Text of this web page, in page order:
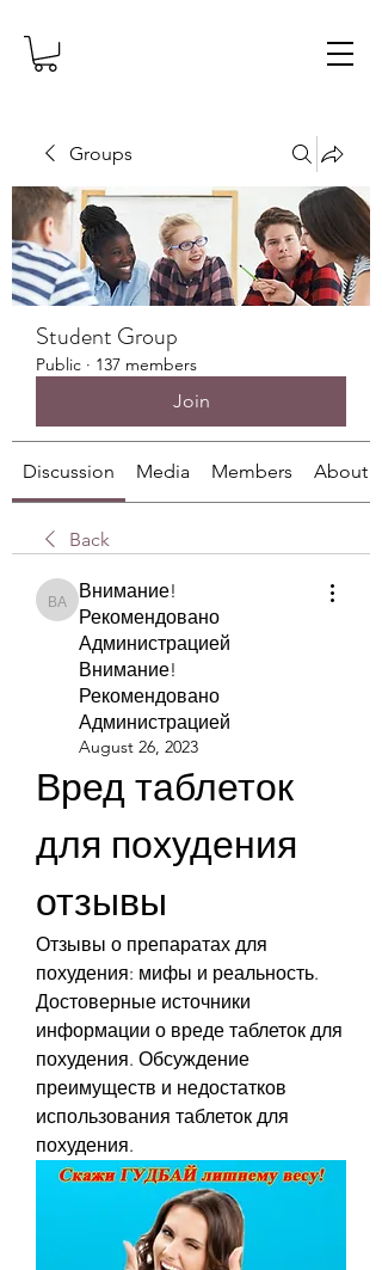
Groups
Student Group
Public · 137 members
Join
Discussion Media Members About
Back
Внимание! Рекомендовано Администрацией
Внимание!
Рекомендовано
Администрацией
Внимание!
Рекомендовано
Администрацией
August 26, 2023
Вред таблеток
для похудения
отзывы
Отзывы о препаратах для
похудения: мифы и реальность.
Достоверные источники
информации о вреде таблеток для
похудения. Обсуждение
преимуществ и недостатков
использования таблеток для
похудения.